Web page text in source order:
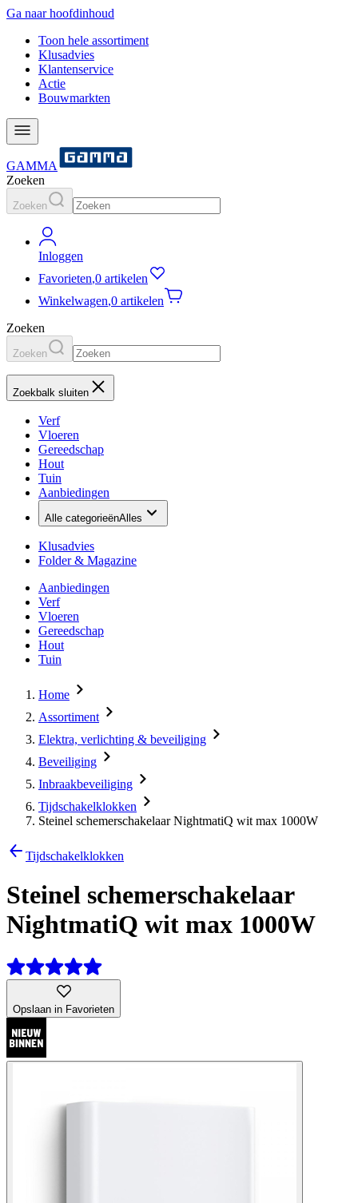
Ga naar hoofdinhoud
Toon hele assortiment
Klusadvies
Klantenservice
Actie
Bouwmarkten
GAMMA
Zoeken
Zoeken
Inloggen
Favorieten,0 artikelen
Winkelwagen,0 artikelen
Zoeken
Zoeken
Zoekbalk sluiten
Verf
Vloeren
Gereedschap
Hout
Tuin
Aanbiedingen
Alle categorieënAlles
Klusadvies
Folder & Magazine
Aanbiedingen
Verf
Vloeren
Gereedschap
Hout
Tuin
Home
Assortiment
Elektra, verlichting & beveiliging
Beveiliging
Inbraakbeveiliging
Tijdschakelklokken
Steinel schemerschakelaar NightmatiQ wit max 1000W
Tijdschakelklokken
Steinel schemerschakelaar
NightmatiQ wit max 1000W
Opslaan in Favorieten